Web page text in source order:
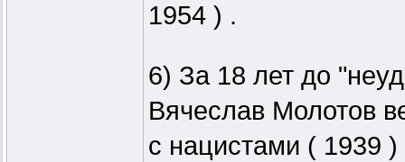
1954 ) .
6) За 18 лет до
Вячеслав Молотов
с нацистами ( 1939